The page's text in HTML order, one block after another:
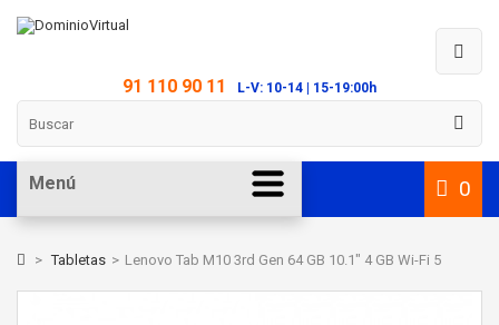
91 110 90 11 L-V: 10-14 | 15-19:00h
0
Menú
> Tabletas > Lenovo Tab M10 3rd Gen 64 GB 10.1" 4 GB Wi-Fi 5